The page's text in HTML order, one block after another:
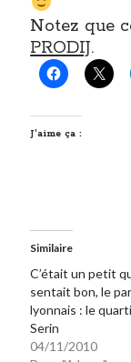
Notez que
PRODIJ.
J’aime ça :
Similaire
C’était un petit
sentait bon, le
lyonnais : le
Serin
04/11/2010